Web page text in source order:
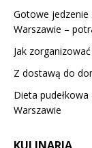
Gotowe jedzenie
Warszawie –
Jak
Z dostawą do
Dieta
Warszawie